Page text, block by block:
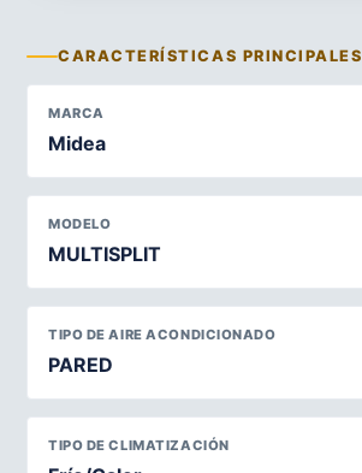
CARACTERÍSTICAS PRINCIPALES
MARCA
Midea
MODELO
MULTISPLIT
TIPO DE AIRE ACONDICIONADO
PARED
TIPO DE CLIMATIZACIÓN